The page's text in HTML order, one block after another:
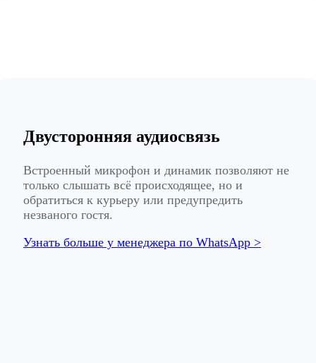
Двусторонняя аудиосвязь
Встроенный микрофон и динамик позволяют не
только слышать всё происходящее, но и
обратиться к курьеру или предупредить
незваного гостя.
Узнать больше у менеджера по WhatsApp >